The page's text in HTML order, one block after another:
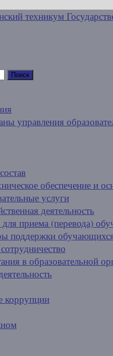
управления
обеспечение и
услуги
деятельность
для приема (перевода)
поддержки
в образовательной
коррупции